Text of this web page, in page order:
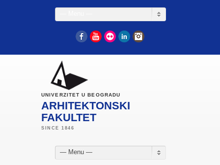
FacebookYouTube
Flickr LinkedIn
UNIVERZITET U BEOGRADU
ARHITEKTONSKI
FAKULTET
— Menu —